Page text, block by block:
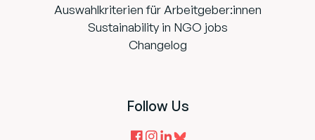
Auswahlkriterien für Arbeitgeber:innen
Sustainability in NGO jobs
Changelog
Follow Us